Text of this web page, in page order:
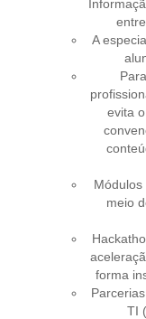
A
evita
meio
forma
TI